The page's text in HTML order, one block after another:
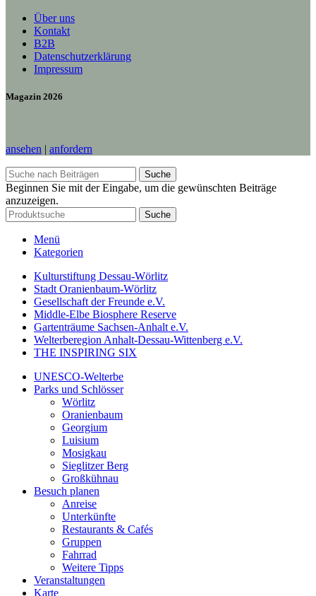
Über uns
Kontakt
B2B
Datenschutzerklärung
Impressum
Magazin 2026
ansehen | anfordern
Suche
Beginnen Sie mit der Eingabe, um die gewünschten Beiträge
anzuzeigen.
Suche
Menü
Kategorien
Kulturstiftung Dessau-Wörlitz
Stadt Oranienbaum-Wörlitz
Gesellschaft der Freunde e.V.
Middle-Elbe Biosphere Reserve
Gartenträume Sachsen-Anhalt e.V.
Welterberegion Anhalt-Dessau-Wittenberg e.V.
THE INSPIRING SIX
UNESCO-Welterbe
Parks und Schlösser
Wörlitz
Oranienbaum
Georgium
Luisium
Mosigkau
Sieglitzer Berg
Großkühnau
Besuch planen
Anreise
Unterkünfte
Restaurants & Cafés
Gruppen
Fahrrad
Weitere Tipps
Veranstaltungen
Karte